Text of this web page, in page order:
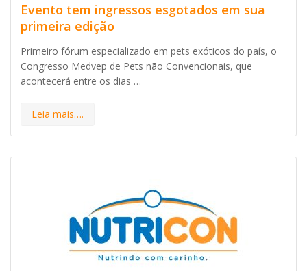
Evento tem ingressos esgotados em sua
primeira edição
Primeiro fórum especializado em pets exóticos do país, o
Congresso Medvep de Pets não Convencionais, que
acontecerá entre os dias …
Leia mais….